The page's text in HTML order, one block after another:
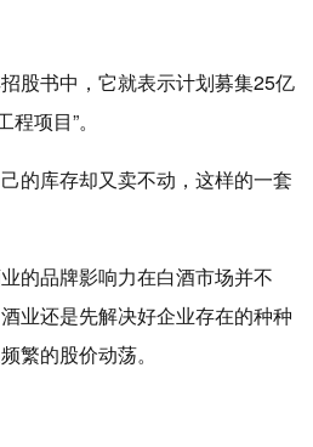
股书中，它就表示计划募集25亿
项目”。
的库存却又卖不动，这样的一套
的品牌影响力在白酒市场并不
业还是先解决好企业存在的种种
繁的股价动荡。